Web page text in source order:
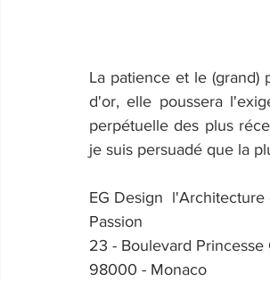
La patience et le
d'or, elle poussera
perpétuelle des plus
je suis persuadé que la
EG Design
Passion
23 - Boulevard Princesse
98000 - Monaco